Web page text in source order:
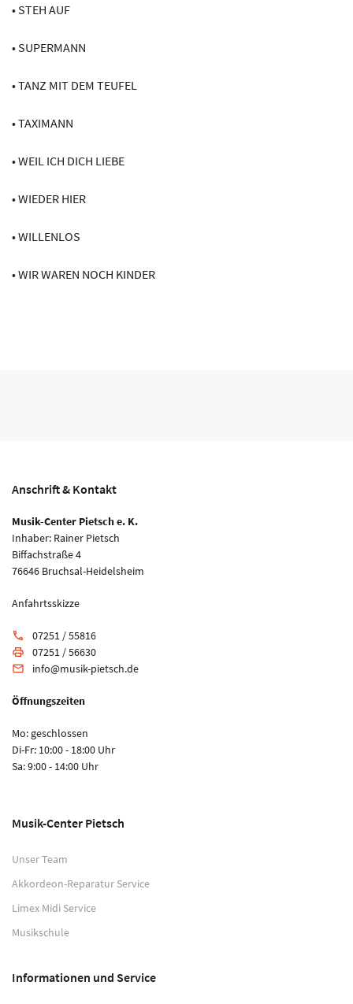
• STEH AUF
• SUPERMANN
• TANZ MIT DEM TEUFEL
• TAXIMANN
• WEIL ICH DICH LIEBE
• WIEDER HIER
• WILLENLOS
• WIR WAREN NOCH KINDER
Anschrift & Kontakt
Musik-Center Pietsch e. K.
Inhaber: Rainer Pietsch
Biffachstraße 4
76646 Bruchsal-Heidelsheim
Anfahrtsskizze
phone 07251 / 55816
print 07251 / 56630
email info@musik-pietsch.de
Öffnungszeiten
Mo: geschlossen
Di-Fr: 10:00 - 18:00 Uhr
Sa: 9:00 - 14:00 Uhr
Musik-Center Pietsch
Unser Team
Akkordeon-Reparatur Service
Limex Midi Service
Musikschule
Informationen und Service